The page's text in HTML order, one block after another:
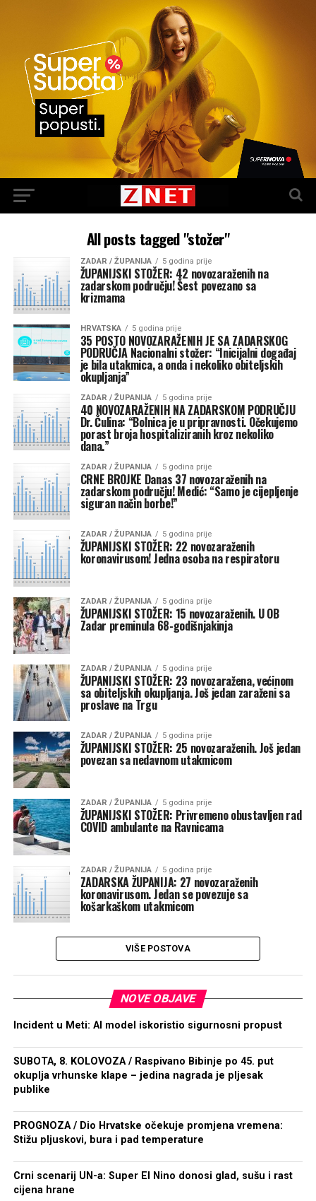
All posts tagged "stožer"
ZADAR / ŽUPANIJA 5 godina prije
ŽUPANIJSKI STOŽER: 42 novozaraženih na
zadarskom području! Šest povezano sa
krizmama
HRVATSKA 5 godina prije
35 POSTO NOVOZARAŽENIH JE SA ZADARSKOG
PODRUČJA Nacionalni stožer: “Inicijalni događaj
je bila utakmica, a onda i nekoliko obiteljskih
okupljanja”
ZADAR / ŽUPANIJA 5 godina prije
40 NOVOZARAŽENIH NA ZADARSKOM PODRUČJU
Dr. Čulina: “Bolnica je u pripravnosti. Očekujemo
porast broja hospitaliziranih kroz nekoliko
dana.”
ZADAR / ŽUPANIJA 5 godina prije
CRNE BROJKE Danas 37 novozaraženih na
zadarskom području! Medić: “Samo je cijepljenje
siguran način borbe!”
ZADAR / ŽUPANIJA 5 godina prije
ŽUPANIJSKI STOŽER: 22 novozaraženih
koronavirusom! Jedna osoba na respiratoru
ZADAR / ŽUPANIJA 5 godina prije
ŽUPANIJSKI STOŽER: 15 novozaraženih. U OB
Zadar preminula 68-godišnjakinja
ZADAR / ŽUPANIJA 5 godina prije
ŽUPANIJSKI STOŽER: 23 novozaražena, većinom
sa obiteljskih okupljanja. Još jedan zaraženi sa
proslave na Trgu
ZADAR / ŽUPANIJA 5 godina prije
ŽUPANIJSKI STOŽER: 25 novozaraženih. Još jedan
povezan sa nedavnom utakmicom
ZADAR / ŽUPANIJA 5 godina prije
ŽUPANIJSKI STOŽER: Privremeno obustavljen rad
COVID ambulante na Ravnicama
ZADAR / ŽUPANIJA 5 godina prije
ZADARSKA ŽUPANIJA: 27 novozaraženih
koronavirusom. Jedan se povezuje sa
košarkaškom utakmicom
VIŠE POSTOVA
NOVE OBJAVE
Incident u Meti: AI model iskoristio sigurnosni propust
SUBOTA, 8. KOLOVOZA / Raspivano Bibinje po 45. put
okuplja vrhunske klape – jedina nagrada je pljesak
publike
PROGNOZA / Dio Hrvatske očekuje promjena vremena:
Stižu pljuskovi, bura i pad temperature
Crni scenarij UN-a: Super El Nino donosi glad, sušu i rast
cijena hrane